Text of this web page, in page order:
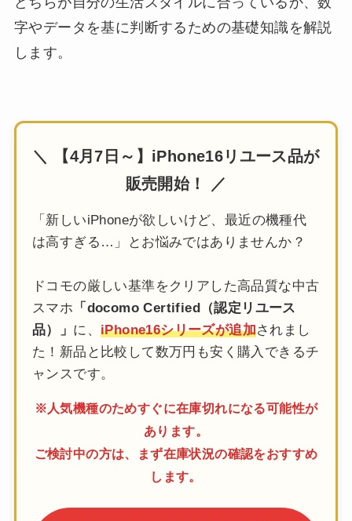
字やデータを基に判断するための基礎知識を解説
します。
＼ 【4月7日～】iPhone16リユース品が
販売開始！ ／
「新しいiPhoneが欲しいけど、最近の機種代
は高すぎる…」とお悩みではありませんか？
ドコモの厳しい基準をクリアした高品質な中古
スマホ 「docomo Certified（認定リユース
品）」 に、 iPhone16シリーズが追加されまし
た！新品と比較して数万円も安く購入できるチ
ャンスです。
※人気機種のためすぐに在庫切れになる可能性が
あります。
ご検討中の方は、まず在庫状況の確認をおすすめ
します。